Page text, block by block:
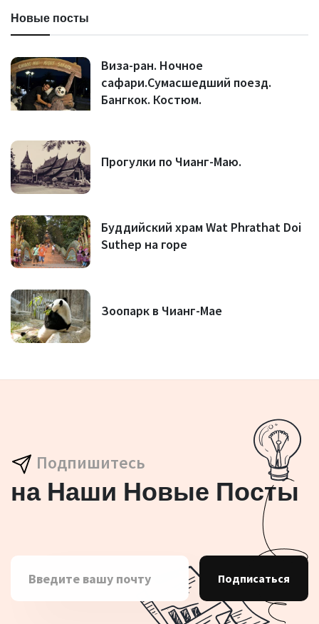
Новые посты
Виза-ран. Ночное
сафари.Сумасшедший поезд.
Бангкок. Костюм.
Прогулки по Чианг-Маю.
Буддийский храм Wat Phrathat Doi
Suthep на горе
Зоопарк в Чианг-Мае
Подпишитесь
на Наши Новые Посты
Подписаться